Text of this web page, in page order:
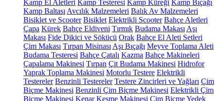
Kamp El Aletleri Kamp Testeresi Kamp Küreği Kamp Bıçağı
Kamp Baltası Avcılık Malzemeleri Balık Av Malzemeleri
Bisiklet ve Scooter Bisiklet Elektrikli Scooter Bahçe Aletleri
Çapa Kürek Bahçe Eldiveni Tırmık Budama Makası Aşı
Makası Fide Dikici ve Sökücü Orak Bahçe El Aleti Setleri
Çim Makası Tırpan Misinası Aşı Bıçağı Meyve Toplama Aleti
Budama Testeresi Bahçe Çatalı Kazma Bahçe Makineleri
Çapalama Makinesi Tırpan Çit Budama Makinesi Hidrofor
Yaprak Toplama Makinesi Motorlu Testere Elektrikli
Testereler Benzinli Testereler Testere Zincirleri ve Yağları Çim
Biçme Makinesi Benzinli Çim Biçme Makinesi Elektrikli Çim
Biçme Makinesi Kenar Kesme Makinesi Çim Biçme Yedek